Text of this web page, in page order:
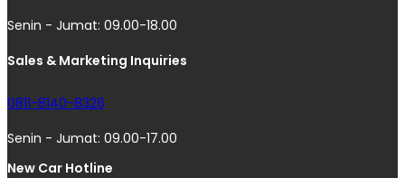
Senin - Jumat: 09.00-18.00
Sales & Marketing Inquiries
0811-8140-8326
Senin - Jumat: 09.00-17.00
New Car Hotline